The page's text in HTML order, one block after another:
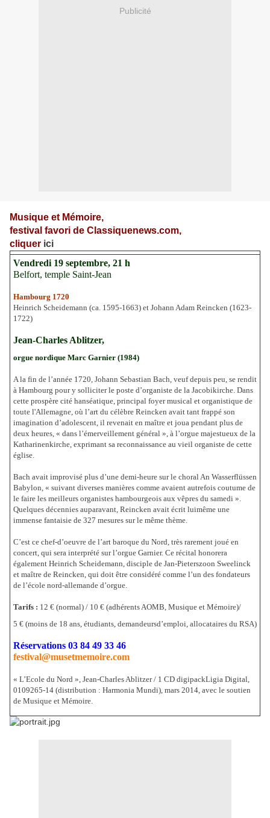
Publicité
Musique et Mémoire,
festival favori de Classiquenews.com,
cliquer ici
Vendredi 19 septembre, 21 h
Belfort, temple Saint-Jean
Hambourg 1720
Heinrich Scheidemann (ca. 1595-1663) et Johann Adam Reincken (1623-
1722)
Jean-Charles Ablitzer,
orgue nordique Marc Garnier (1984)
A la fin de l’année 1720, Johann Sebastian Bach, veuf depuis peu, se rendit
à Hambourg pour y solliciter le poste d’organiste de la Jacobikirche. Dans
cette prospère cité hanséatique, principal foyer musical et organistique de
toute l'Allemagne, où l’art du célèbre Reincken avait tant frappé son
imagination d’adolescent, il revenait en maître et joua pendant plus de
deux heures, « dans l’émerveillement général », à l’orgue majestueux de la
Katharinenkirche, exprimant sa reconnaissance au vieil organiste de cette
église.
Bach avait improvisé plus d’une demi-heure sur le choral An Wasserflüssen
Babylon, « suivant diverses manières comme avaient autrefois coutume de
le faire les meilleurs organistes hambourgeois aux vêpres du samedi ».
Quelques décennies auparavant, Reincken avait écrit luimême une
immense fantaisie de 327 mesures sur le même thème.
C’est ce chef-d’oeuvre de l’art baroque du Nord, très rarement joué en
concert, qui sera interprété sur l’orgue Garnier. Ce récital honorera
également Heinrich Scheidemann, disciple de Jan-Pieterszoon Sweelinck
et maître de Reincken, qui doit être considéré comme l’un des fondateurs
de l’école nord-allemande d’orgue.
Tarifs : 12 € (normal) / 10 € (adhérents AOMB, Musique et Mémoire)/
5 € (moins de 18 ans, étudiants, demandeursd’emploi, allocataires du RSA)
Réservations 03 84 49 33 46
festival@musetmemoire.com
« L’Ecole du Nord », Jean-Charles Ablitzer / 1 CD digipackLigia Digital,
0109265-14 (distribution : Harmonia Mundi), mars 2014, avec le soutien
de Musique et Mémoire.